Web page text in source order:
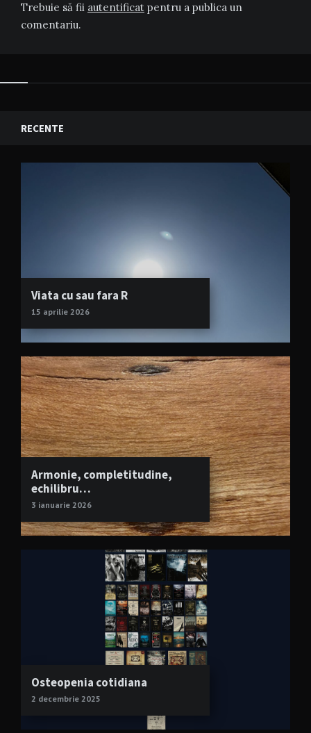
Trebuie să fii autentificat pentru a publica un
comentariu.
RECENTE
Viata cu sau fara R
15 aprilie 2026
Armonie, completitudine,
echilibru…
3 ianuarie 2026
Osteopenia cotidiana
2 decembrie 2025